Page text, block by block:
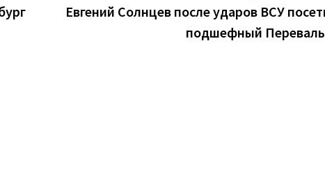
Евгений Солнцев после ударов ВСУ
подшефный